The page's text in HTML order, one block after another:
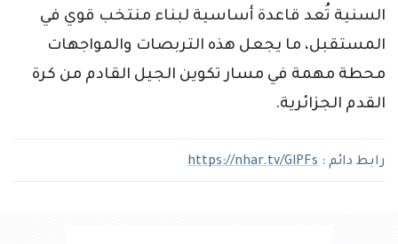
السنية تُعد قاعدة أساسية لبناء منتخب قوي في
المستقبل، ما يجعل هذه التربصات والمواجهات
محطة مهمة في مسار تكوين الجيل القادم من كرة
القدم الجزائرية.
رابط دائم : https://nhar.tv/GlPFs